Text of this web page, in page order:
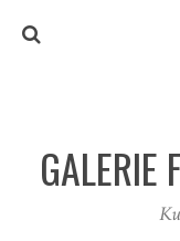
GALERIE